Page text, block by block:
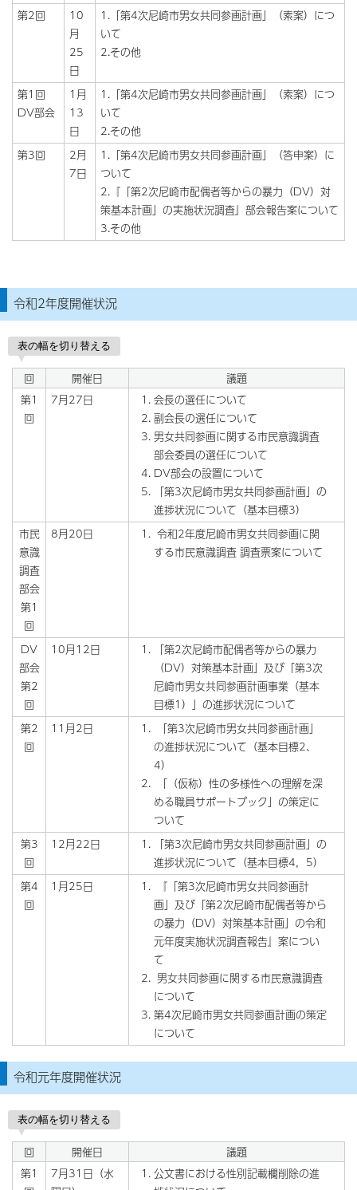
第2回
10
月
25
日
1.「第4次尼崎市男女共同参画計画」（素案）につ
いて
2.その他
第1回
DV部会
1月
13
日
1.「第4次尼崎市男女共同参画計画」（素案）につ
いて
2.その他
第3回
2月
7日
1.「第4次尼崎市男女共同参画計画」（答申案）に
ついて
2.『「第2次尼崎市配偶者等からの暴力（DV）対
策基本計画」の実施状況調査』部会報告案について
3.その他
令和2年度開催状況
表の幅を切り替える
回 開催日
議題
第1
回
7月27日
会長の選任について
副会長の選任について
男女共同参画に関する市民意識調査
部会委員の選任について
DV部会の設置について
「第3次尼崎市男女共同参画計画」の
進捗状況について（基本目標3）
市民
意識
調査
部会
第1
回
8月20日
令和2年度尼崎市男女共同参画に関
する市民意識調査 調査票案について
DV
部会
第2
回
10月12日
「第2次尼崎市配偶者等からの暴力
（DV）対策基本計画」及び「第3次
尼崎市男女共同参画計画事業（基本
目標1）」の進捗状況について
第2
回
11月2日
「第3次尼崎市男女共同参画計画」
の進捗状況について（基本目標2、
4）
「（仮称）性の多様性への理解を深
める職員サポートブック」の策定に
ついて
第3
回
12月22日
「第3次尼崎市男女共同参画計画」の
進捗状況について（基本目標4，5）
第4
回
1月25日
『「第3次尼崎市男女共同参画計
画」及び「第2次尼崎市配偶者等から
の暴力（DV）対策基本計画」の令和
元年度実施状況調査報告』案につい
て
男女共同参画に関する市民意識調査
について
第4次尼崎市男女共同参画計画の策定
について
令和元年度開催状況
表の幅を切り替える
回 開催日
議題
第1
7月31日（水
公文書における性別記載欄削除の進